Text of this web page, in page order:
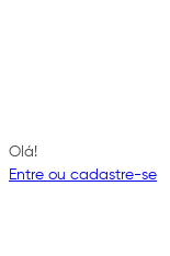
Olá!
Entre ou cadastre-se